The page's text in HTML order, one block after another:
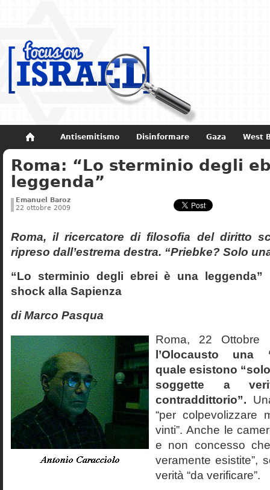
Antisemitismo Disinformare Gaza West
Non dimenticare Storia di Israele
Roma: “Lo sterminio degli
leggenda”
Emanuel Baroz
22 ottobre 2009
Roma, il ricercatore di filosofia del diritto
ripreso dall’estrema destra. “Priebke? Solo
“Lo sterminio degli ebrei è una leggenda”
shock alla Sapienza
di Marco Pasqua
Roma, 22
l’Olocausto una
quale esistono
soggette a
contraddittorio”.
“per colpevolizzare
vinti”. Anche le
e non concesso
veramente esistite”,
verità “da verificare”.